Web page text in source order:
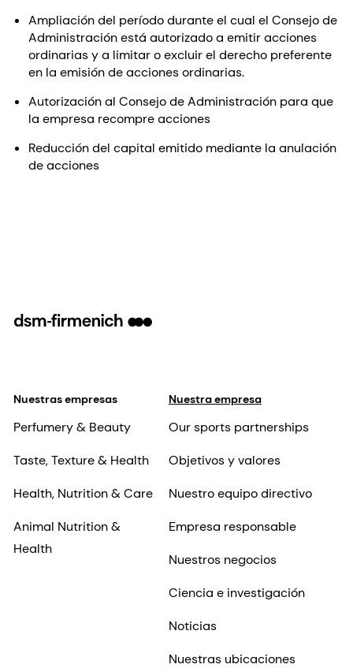
Ampliación del período durante el cual el Consejo de
Administración está autorizado a emitir acciones
ordinarias y a limitar o excluir el derecho preferente
en la emisión de acciones ordinarias.
Autorización al Consejo de Administración para que
la empresa recompre acciones
Reducción del capital emitido mediante la anulación
de acciones
Nuestras empresas
Perfumery & Beauty
Taste, Texture & Health
Health, Nutrition & Care
Animal Nutrition &
Health
Nuestra empresa
Our sports partnerships
Objetivos y valores
Nuestro equipo directivo
Empresa responsable
Nuestros negocios
Ciencia e investigación
Noticias
Nuestras ubicaciones